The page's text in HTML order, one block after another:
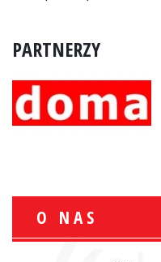
PARTNERZY
O NAS